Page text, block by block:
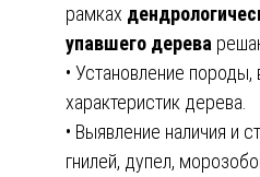
рамках
упавшего дерева
• Установление
характеристик дерева.
• Выявление наличия и
гнилей, дупел,